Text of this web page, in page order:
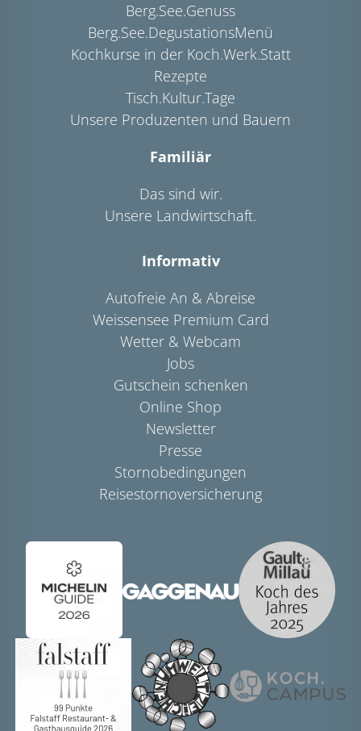
Berg.See.Genuss
Berg.See.DegustationsMenü
Kochkurse in der Koch.Werk.Statt
Rezepte
Tisch.Kultur.Tage
Unsere Produzenten und Bauern
Familiär
Das sind wir.
Unsere Landwirtschaft.
Informativ
Autofreie An & Abreise
Weissensee Premium Card
Wetter & Webcam
Jobs
Gutschein schenken
Online Shop
Newsletter
Presse
Stornobedingungen
Reisestornoversicherung